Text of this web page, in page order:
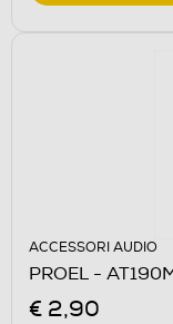
ACCESSORI AUDIO
PROEL -
€ 2,90